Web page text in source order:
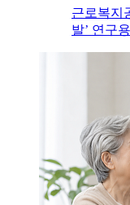
근로복지
발’ 연구